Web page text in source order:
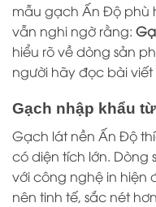
mẫu gạch Ấn Độ phù
vẫn nghi ngờ rằng:
hiểu rõ về dòng sản
người hãy đọc bài viết
Gạch nhập khẩu
Gạch lát nền Ấn Độ
có diện tích lớn.
với công nghệ in hiện
nên tinh tế, sắc nét